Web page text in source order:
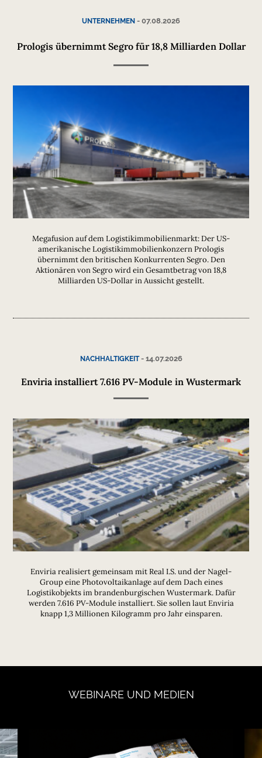
UNTERNEHMEN - 07.08.2026
Prologis übernimmt Segro für 18,8 Milliarden Dollar
Megafusion auf dem Logistikimmobilienmarkt: Der US-
amerikanische Logistikimmobilienkonzern Prologis
übernimmt den britischen Konkurrenten Segro. Den
Aktionären von Segro wird ein Gesamtbetrag von 18,8
Milliarden US-Dollar in Aussicht gestellt.
NACHHALTIGKEIT- 14.07.2026
Enviria installiert 7.616 PV-Module in Wustermark
Enviria realisiert gemeinsam mit Real I.S. und der Nagel-
Group eine Photovoltaikanlage auf dem Dach eines
Logistikobjekts im brandenburgischen Wustermark. Dafür
werden 7.616 PV-Module installiert. Sie sollen laut Enviria
knapp 1,3 Millionen Kilogramm pro Jahr einsparen.
WEBINAREUND MEDIEN